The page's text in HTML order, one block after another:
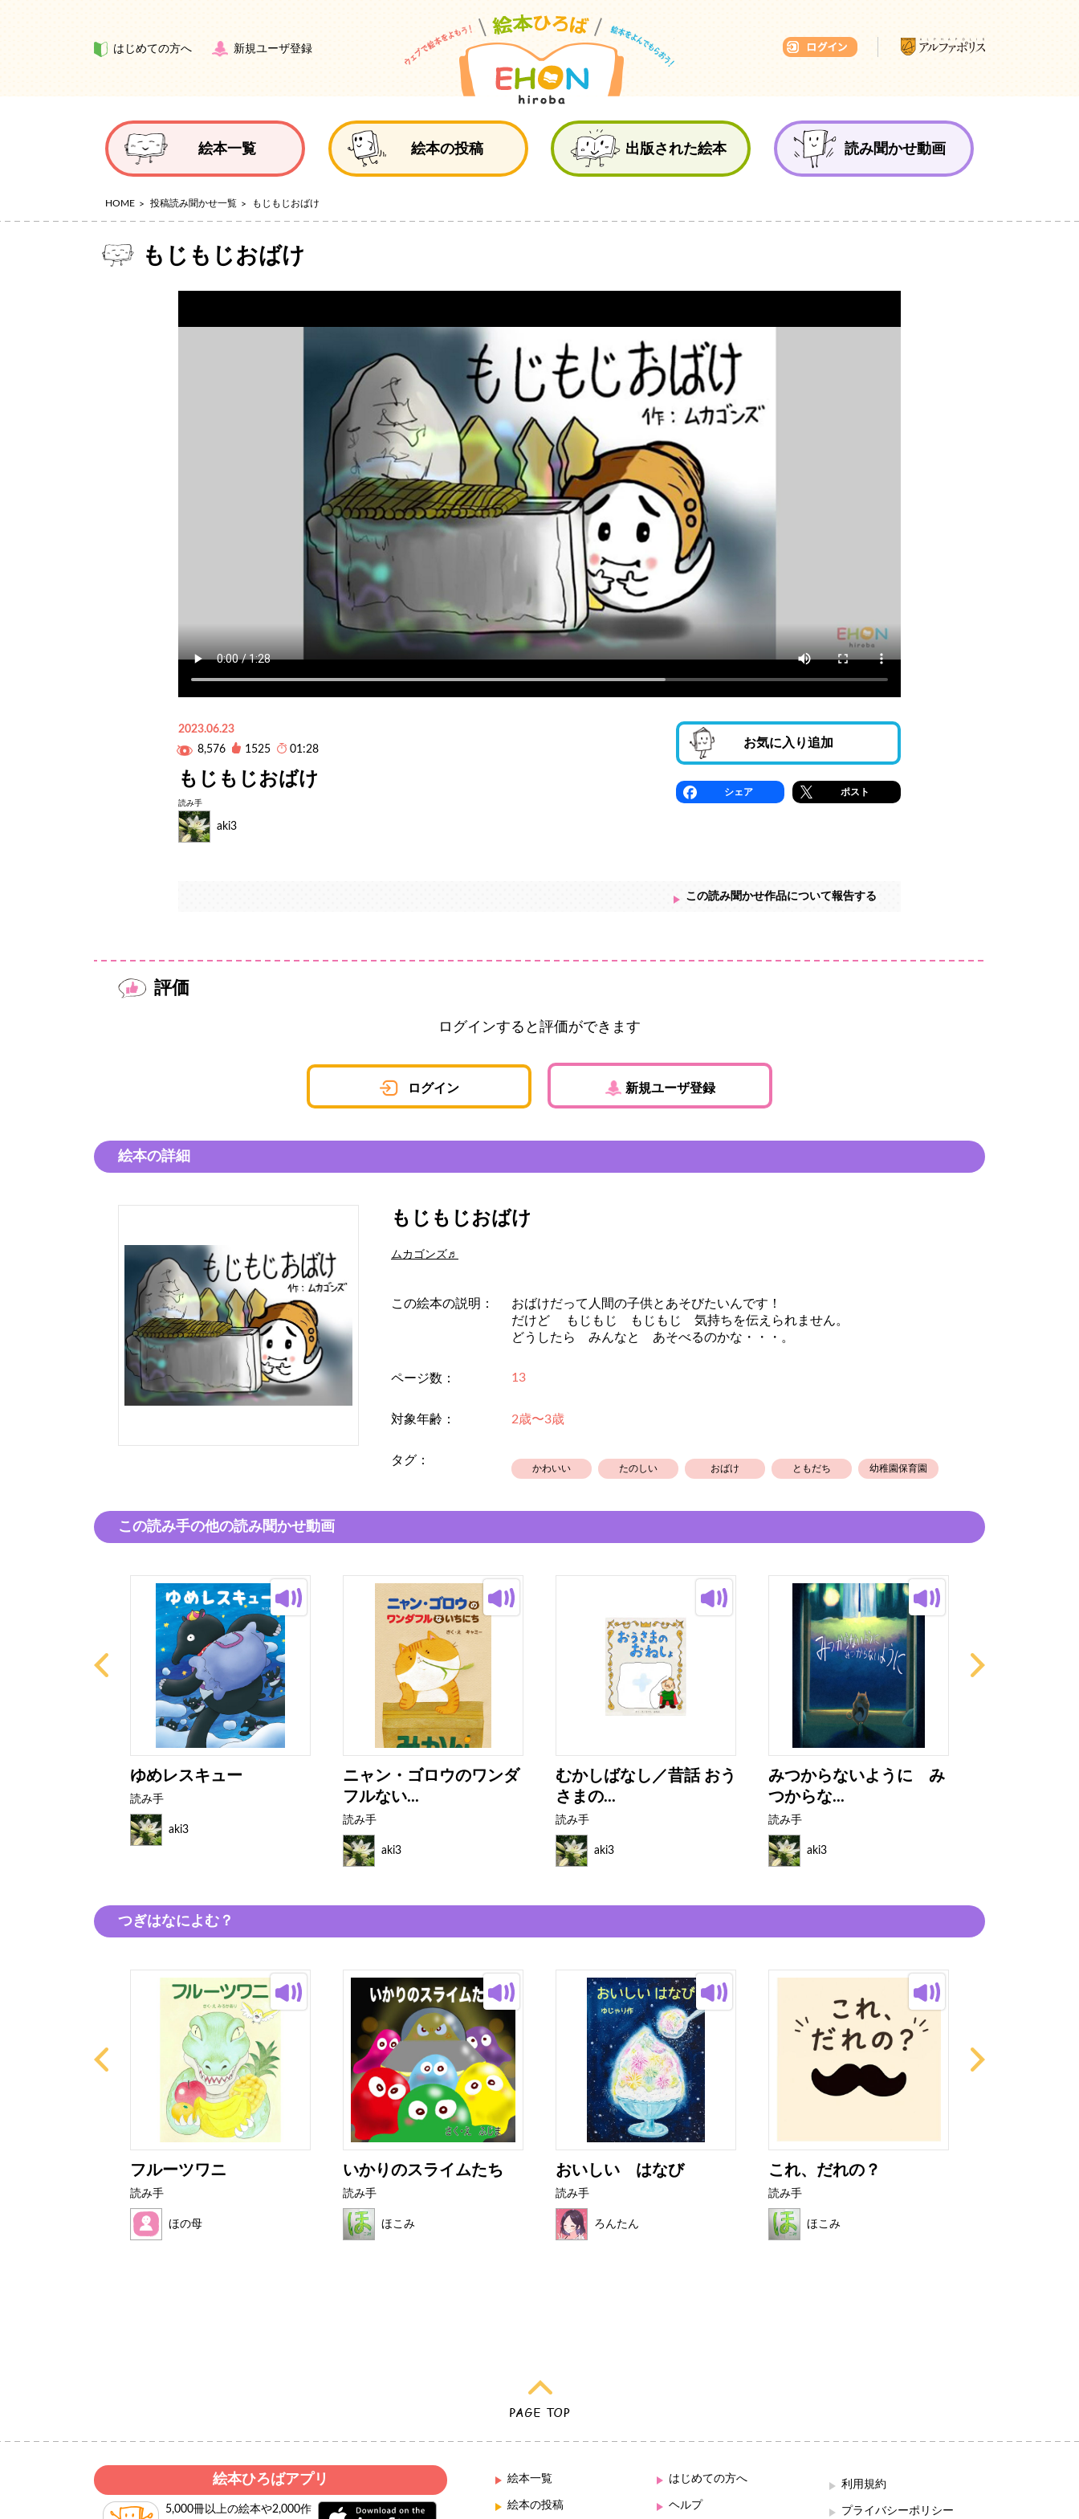
はじめての方へ 新規ユーザ登録
絵本一覧 絵本の投稿 出版された絵本 読み聞かせ動画
HOME 投稿読み聞かせ一覧 もじもじおばけ
もじもじおばけ
2023.06.23
8,576
1525 01:28
もじもじおばけ
読み手
aki3
お気に入り追加
シェア ポスト
この読み聞かせ作品について報告する
評価
ログインすると評価ができます
ログイン 新規ユーザ登録
絵本の詳細
もじもじおばけ
ムカゴンズ♬
この絵本の説明：
おばけだって人間の子供とあそびたいんです！
だけど もじもじ もじもじ 気持ちを伝えられません。
どうしたら みんなと あそべるのかな・・・。
ページ数： 13
対象年齢： 2歳〜3歳
タグ：
かわいい たのしい おばけ ともだち 幼稚園保育園
この読み手の他の読み聞かせ動画
ゆめレスキュー
読み手
aki3
ニャン・ゴロウのワンダ
フルない...
読み手
aki3
むかしばなし／昔話 おう
さまの...
読み手
aki3
みつからないように み
つからな...
読み手
aki3
つぎはなによむ？
フルーツワニ
読み手
ほの母
いかりのスライムたち
読み手
ほこみ
おいしい はなび
読み手
ろんたん
これ、だれの？
読み手
ほこみ
絵本ひろばアプリ
5,000冊以上の絵本や2,000作
絵本一覧
絵本の投稿
はじめての方へ
ヘルプ
利用規約
プライバシーポリシー